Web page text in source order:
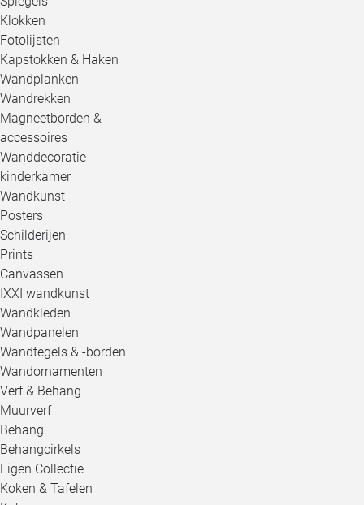
Klokken
Fotolijsten
Kapstokken & Haken
Wandplanken
Wandrekken
Magneetborden & -
accessoires
Wanddecoratie
kinderkamer
Wandkunst
Posters
Schilderijen
Prints
Canvassen
IXXI wandkunst
Wandkleden
Wandpanelen
Wandtegels & -borden
Wandornamenten
Verf & Behang
Muurverf
Behang
Behangcirkels
Eigen Collectie
Koken & Tafelen